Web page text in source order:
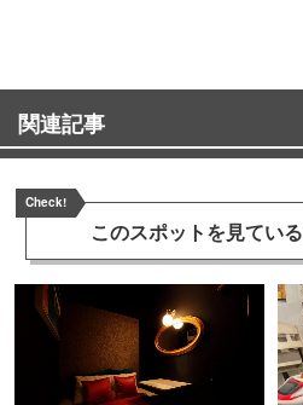
関連記事
Check!
このスポットを見ている